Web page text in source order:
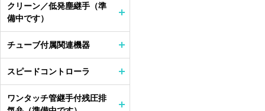
クリーン／低発塵継手（準
備中です）
チューブ付属関連機器
スピードコントローラ
ワンタッチ管継手付残圧排